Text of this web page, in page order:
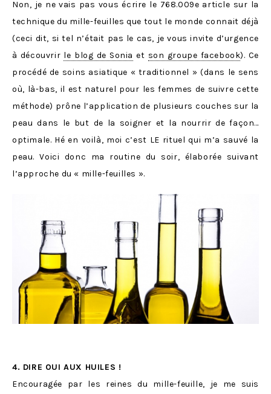
Non, je ne vais pas vous écrire le 768.009e article sur la
technique du mille-feuilles que tout le monde connait déjà
(ceci dit, si tel n’était pas le cas, je vous invite d’urgence
à découvrir le blog de Sonia et son groupe facebook). Ce
procédé de soins asiatique « traditionnel » (dans le sens
où, là-bas, il est naturel pour les femmes de suivre cette
méthode) prône l’application de plusieurs couches sur la
peau dans le but de la soigner et la nourrir de façon…
optimale. Hé en voilà, moi c’est LE rituel qui m’a sauvé la
peau. Voici donc ma routine du soir, élaborée suivant
l’approche du « mille-feuilles ».
4. DIRE OUI AUX HUILES !
Encouragée par les reines du mille-feuille, je me suis